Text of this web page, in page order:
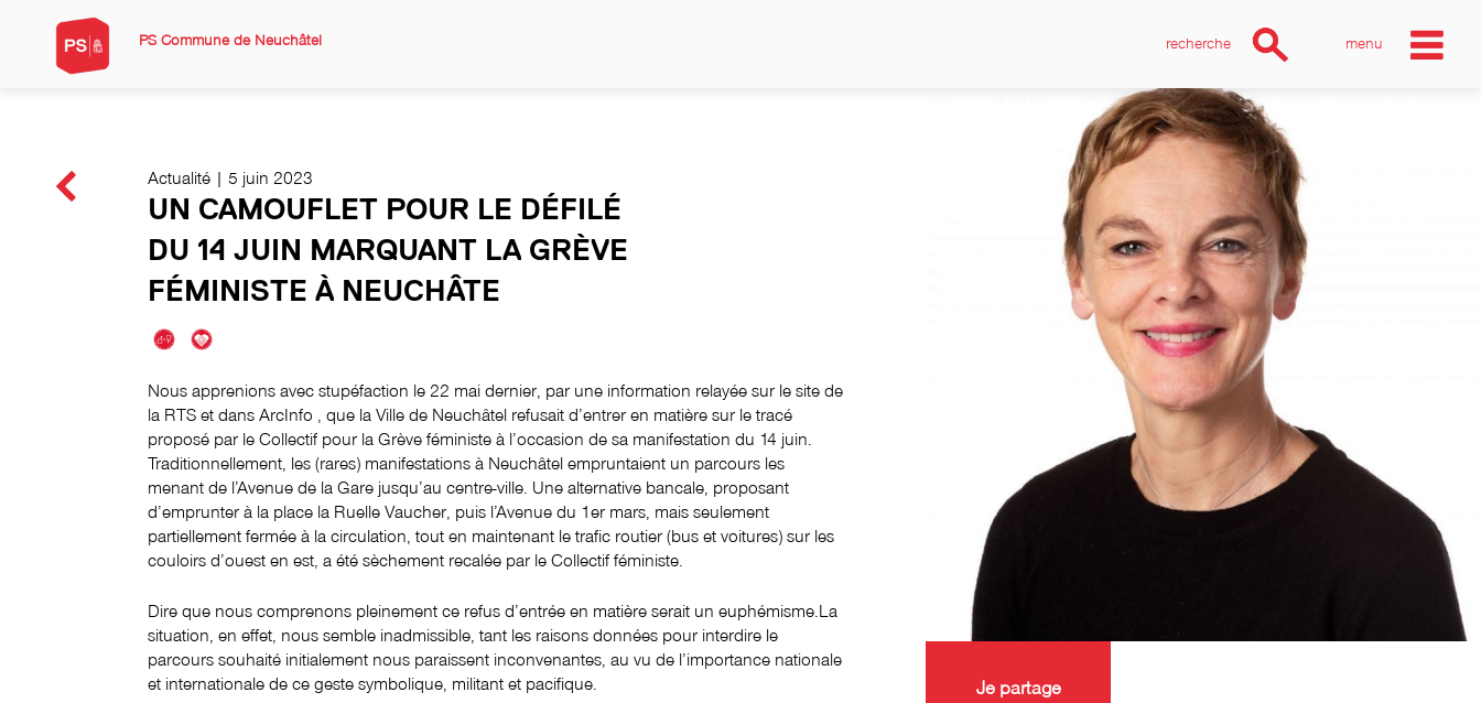
PS Commune de Neuchâtel menu
recherche
Actualité | 5 juin 2023
UN CAMOUFLET POUR LE DÉFILÉ
DU 14 JUIN MARQUANT LA GRÈVE
FÉMINISTE À NEUCHÂTE
Nous apprenions avec stupéfaction le 22 mai dernier, par une information relayée sur le site de
la RTS et dans ArcInfo , que la Ville de Neuchâtel refusait d’entrer en matière sur le tracé
proposé par le Collectif pour la Grève féministe à l’occasion de sa manifestation du 14 juin.
Traditionnellement, les (rares) manifestations à Neuchâtel empruntaient un parcours les
menant de l’Avenue de la Gare jusqu’au centre-ville. Une alternative bancale, proposant
d’emprunter à la place la Ruelle Vaucher, puis l’Avenue du 1er mars, mais seulement
partiellement fermée à la circulation, tout en maintenant le trafic routier (bus et voitures) sur les
couloirs d’ouest en est, a été sèchement recalée par le Collectif féministe.
Dire que nous comprenons pleinement ce refus d’entrée en matière serait un euphémisme.La
situation, en effet, nous semble inadmissible, tant les raisons données pour interdire le
parcours souhaité initialement nous paraissent inconvenantes, au vu de l’importance nationale
et internationale de ce geste symbolique, militant et pacifique.
Je partage